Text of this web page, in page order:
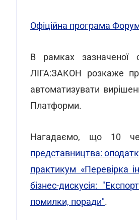
Офіційна програма
В рамках зазначеної
ЛІГА:ЗАКОН розкаже
автоматизувати
Платформи.
Нагадаємо, що 10
представництва:
практикум «Перевірка
бізнес-дискусія:
помилки, поради".